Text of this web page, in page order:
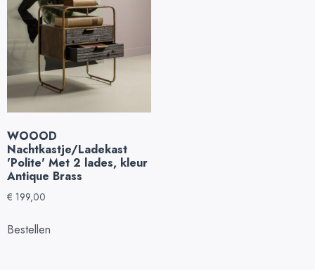
WOOOD
Nachtkastje/Ladekast
'Polite' Met 2 lades, kleur
Antique Brass
€ 199,00
Bestellen